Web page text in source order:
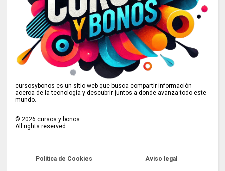
cursosybonos es un sitio web que busca compartir información
acerca de la tecnología y descubrir juntos a donde avanza todo este
mundo.
©2026 cursos y bonos
All rights reserved.
Política de Cookies Aviso legal